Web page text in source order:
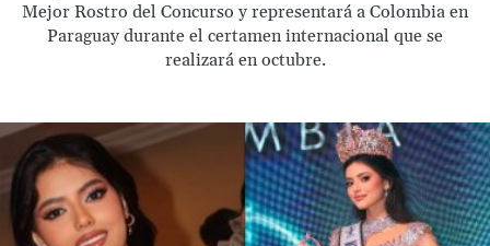
Mejor Rostro del Concurso y representará a Colombia en
Paraguay durante el certamen internacional que se
realizará en octubre.